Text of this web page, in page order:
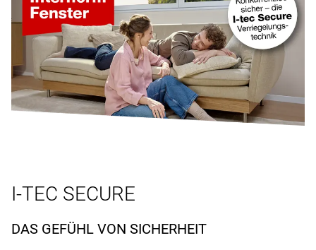
I-TEC SECURE
DAS GEFÜHL VON SICHERHEIT